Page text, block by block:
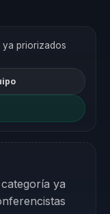
ya priorizados
ya